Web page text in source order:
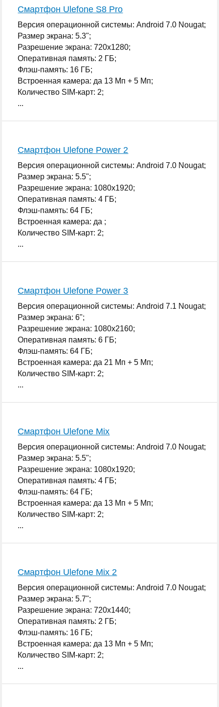
Смартфон Ulefone S8 Pro
Версия операционной системы: Android 7.0 Nougat;
Размер экрана: 5.3";
Разрешение экрана: 720x1280;
Оперативная память: 2 ГБ;
Флэш-память: 16 ГБ;
Встроенная камера: да 13 Мп + 5 Мп;
Количество SIM-карт: 2;
...
Смартфон Ulefone Power 2
Версия операционной системы: Android 7.0 Nougat;
Размер экрана: 5.5";
Разрешение экрана: 1080x1920;
Оперативная память: 4 ГБ;
Флэш-память: 64 ГБ;
Встроенная камера: да ;
Количество SIM-карт: 2;
...
Смартфон Ulefone Power 3
Версия операционной системы: Android 7.1 Nougat;
Размер экрана: 6";
Разрешение экрана: 1080x2160;
Оперативная память: 6 ГБ;
Флэш-память: 64 ГБ;
Встроенная камера: да 21 Мп + 5 Мп;
Количество SIM-карт: 2;
...
Смартфон Ulefone Mix
Версия операционной системы: Android 7.0 Nougat;
Размер экрана: 5.5";
Разрешение экрана: 1080x1920;
Оперативная память: 4 ГБ;
Флэш-память: 64 ГБ;
Встроенная камера: да 13 Мп + 5 Мп;
Количество SIM-карт: 2;
...
Смартфон Ulefone Mix 2
Версия операционной системы: Android 7.0 Nougat;
Размер экрана: 5.7";
Разрешение экрана: 720x1440;
Оперативная память: 2 ГБ;
Флэш-память: 16 ГБ;
Встроенная камера: да 13 Мп + 5 Мп;
Количество SIM-карт: 2;
...